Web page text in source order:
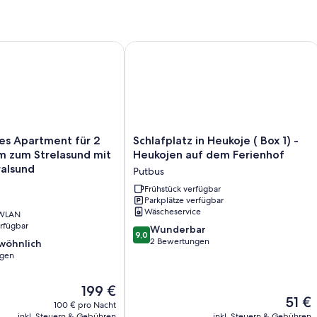
Apartment für 2
zum Strelasund mit
Der
Preis
beträgt
199 €
100 € pro Nacht
Apartment für 2 Pers. - 200m zum Strelasund mit Blick auf
Schlafplatz
in
Heukoje
(
Box
1)
-
Heukojen
auf
Schlafplatz in Heukoje ( Box 1) -
Heukojen auf dem Ferienhof
Putbus
Frühstück verfügbar
Parkplätze verfügbar
Wäscheservice
9.0
von
9,0 Wunderbar
2 Bewertungen
Der
Preis
51 €
Schlafplatz in Heukoje ( Box 1) -